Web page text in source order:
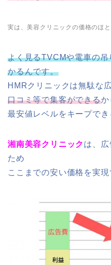
実は、美容クリニックの価格のほ
よく見るTVCMや電車の
かるんです。
HMRクリニックは無駄な
口コミ等で集客ができるか
最安値レベルをキープでき
湘南美容クリニック は、
ため
ここまでの安い価格を実